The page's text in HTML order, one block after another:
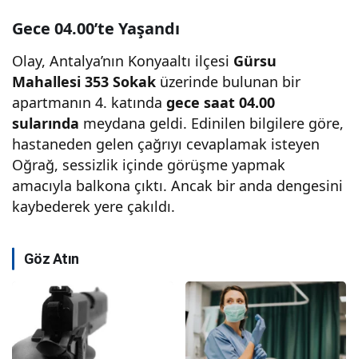
Gece 04.00’te Yaşandı
Olay, Antalya’nın Konyaaltı ilçesi Gürsu
Mahallesi 353 Sokak üzerinde bulunan bir
apartmanın 4. katındagece saat 04.00
sularında meydana geldi. Edinilen bilgilere göre,
hastaneden gelen çağrıyı cevaplamak isteyen
Oğrağ, sessizlik içinde görüşme yapmak
amacıyla balkona çıktı. Ancak bir anda dengesini
kaybederek yere çakıldı.
Göz Atın